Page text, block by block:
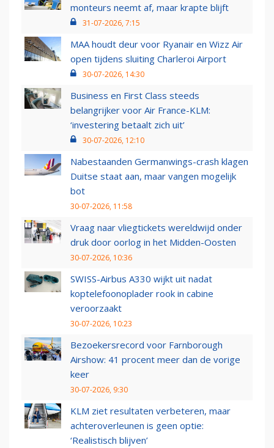
monteurs neemt af, maar krapte blijft
31-07-2026, 7:15
MAA houdt deur voor Ryanair en Wizz Air
open tijdens sluiting Charleroi Airport
30-07-2026, 14:30
Business en First Class steeds
belangrijker voor Air France-KLM:
‘investering betaalt zich uit’
30-07-2026, 12:10
Nabestaanden Germanwings-crash klagen
Duitse staat aan, maar vangen mogelijk
bot
30-07-2026, 11:58
Vraag naar vliegtickets wereldwijd onder
druk door oorlog in het Midden-Oosten
30-07-2026, 10:36
SWISS-Airbus A330 wijkt uit nadat
koptelefoonoplader rook in cabine
veroorzaakt
30-07-2026, 10:23
Bezoekersrecord voor Farnborough
Airshow: 41 procent meer dan de vorige
keer
30-07-2026, 9:30
KLM ziet resultaten verbeteren, maar
achteroverleunen is geen optie:
‘Realistisch blijven’